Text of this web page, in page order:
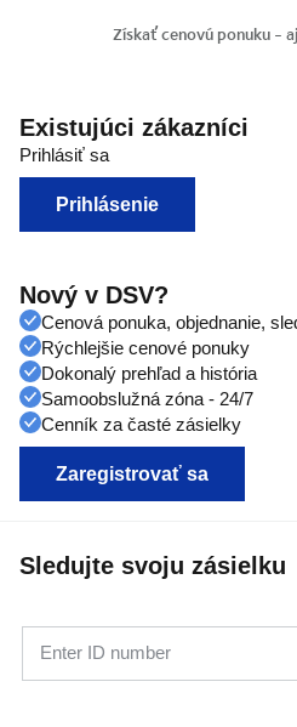
Existujúci zákazníci
Prihlásiť sa
Prihlásenie
Nový v DSV?
Cenová ponuka, objednanie,
Rýchlejšie cenové ponuky
Dokonalý prehľad a história
Samoobslužná zóna - 24/7
Cenník za časté zásielky
Zaregistrovať sa
Sledujte svoju zásielku
Enter ID number